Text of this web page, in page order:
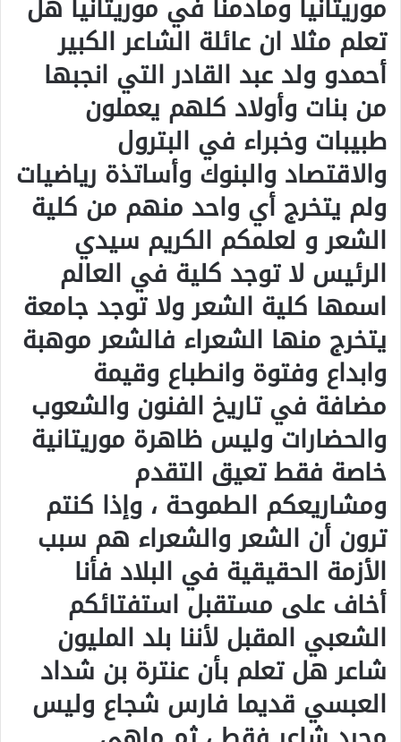
تعلم مثلا ان عائلة الشاعر الكبير
أحمدو ولد عبد القادر التي انجبها
من بنات وأولاد كلهم يعملون
طبيبات وخبراء في البترول
والاقتصاد والبنوك وأساتذة رياضيات
ولم يتخرج أي واحد منهم من كلية
الشعر و لعلمكم الكريم سيدي
الرئيس لا توجد كلية في العالم
اسمها كلية الشعر ولا توجد جامعة
يتخرج منها الشعراء فالشعر موهبة
وابداع وفتوة وانطباع وقيمة
مضافة في تاريخ الفنون والشعوب
والحضارات وليس ظاهرة موريتانية
خاصة فقط تعيق التقدم
ومشاريعكم الطموحة ، وإذا كنتم
ترون أن الشعر والشعراء هم سبب
الأزمة الحقيقية في البلاد فأنا
أخاف على مستقبل استفتائكم
الشعبي المقبل لأننا بلد المليون
شاعر هل تعلم بأن عنترة بن شداد
العبسي قديما فارس شجاع وليس